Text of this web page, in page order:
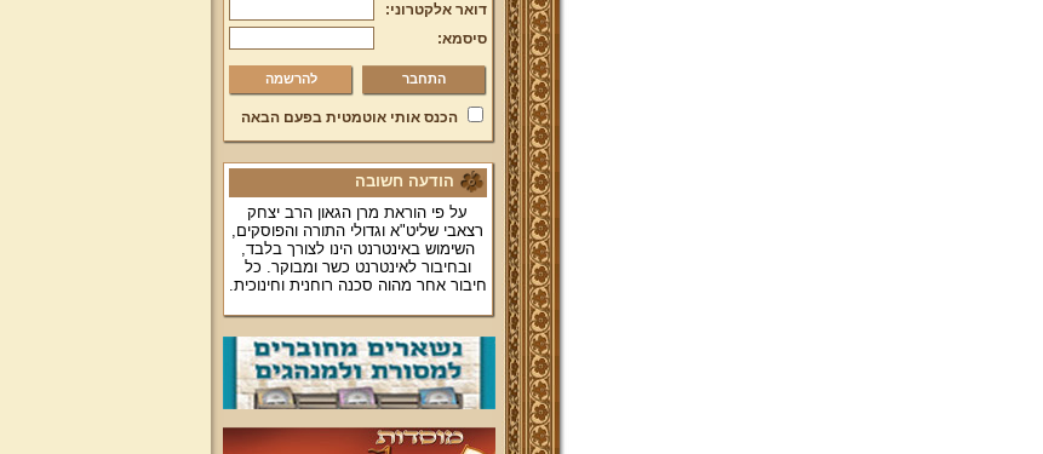
דואר אלקטרוני:
סיסמא:
להרשמה
הכנס אותי אוטמטית בפעם הבאה
הודעה חשובה
על פי הוראת מרן הגאון הרב יצחק
רצאבי שליט"א וגדולי התורה והפוסקים,
השימוש באינטרנט הינו לצורך בלבד,
ובחיבור לאינטרנט כשר ומבוקר. כל
חיבור אחר מהוה סכנה רוחנית וחינוכית.